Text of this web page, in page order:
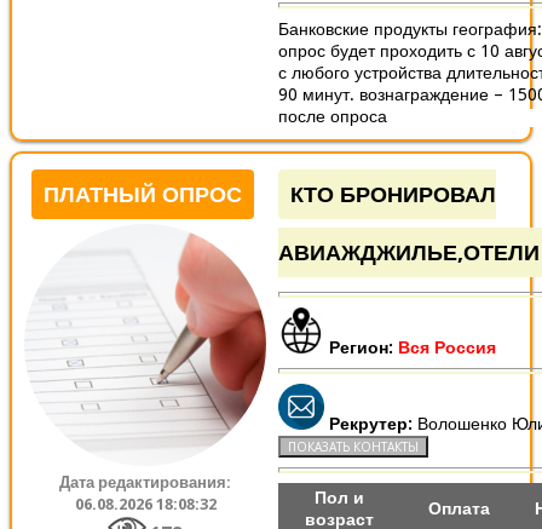
Банковские продукты
опрос будет проходить с 10
с любого устройства
90 минут. вознаграждение –
после опроса
ПЛАТНЫЙ ОПРОС
Дата редактирования:
06.08.2026 18:08:32
КТО БРОНИРОВАЛ
АВИАЖДЖИЛЬЕ,ОТЕЛИ
Регион: Вся Россия
Рекрутер: Волошенко
Пол и
возраст
Оплата